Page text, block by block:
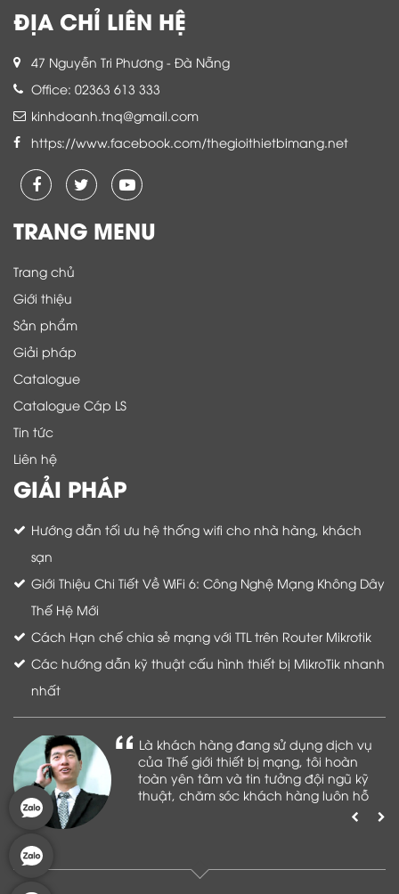
ĐỊA CHỈ LIÊN HỆ
47 Nguyễn Tri Phương - Đà Nẵng
Office: 02363 613 333
kinhdoanh.tnq@gmail.com
https://www.facebook.com/thegioithietbimang.net
TRANG MENU
Trang chủ
Giới thiệu
Sản phẩm
Giải pháp
Catalogue
Catalogue Cáp LS
Tin tức
Liên hệ
GIẢI PHÁP
Hướng dẫn tối ưu hệ thống wifi cho nhà hàng, khách
sạn
Giới Thiệu Chi Tiết Về WiFi 6: Công Nghệ Mạng Không Dây
Thế Hệ Mới
Cách Hạn chế chia sẻ mạng với TTL trên Router Mikrotik
Các hướng dẫn kỹ thuật cấu hình thiết bị MikroTik nhanh
nhất
Là khách hàng đang sử dụng dịch vụ
của Thế giới thiết bị mạng, tôi hoàn
toàn yên tâm và tin tưởng đội ngũ kỹ
thuật, chăm sóc khách hàng luôn hỗ